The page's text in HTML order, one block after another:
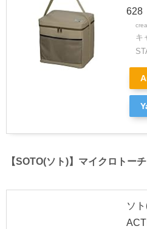
628
キ
【SOTO(ソト)】マイクロトー
ソ